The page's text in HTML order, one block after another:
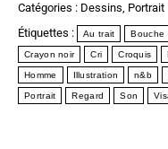
Catégories : Dessins, Portrait
Étiquettes :
Au trait Bouche
Crayon noir Cri Croquis
Homme Illustration n&b
Portrait Regard Son